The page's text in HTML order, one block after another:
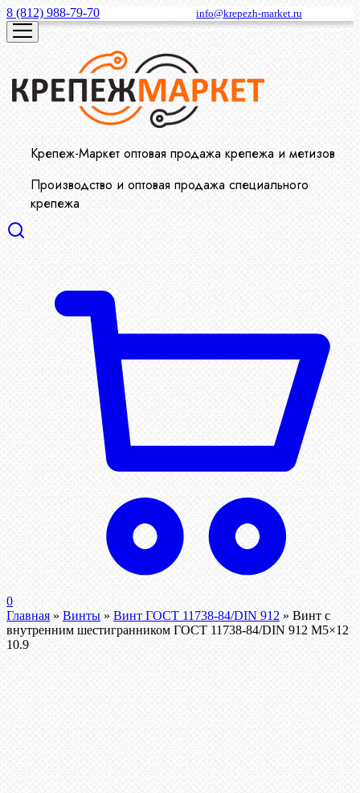
8 (812) 988-79-70 info@krepezh-market.ru
Крепеж-Маркет оптовая продажа крепежа и метизов
Производство и оптовая продажа специального
крепежа
0
Главная » Винты » Винт ГОСТ 11738-84/DIN 912 » Винт c
внутренним шестигранником ГОСТ 11738-84/DIN 912 М5×12
10.9